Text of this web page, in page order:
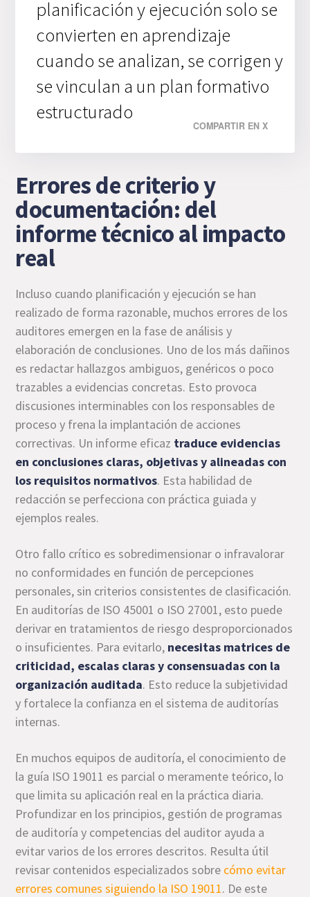
planificación y ejecución solo se
convierten en aprendizaje
cuando se analizan, se corrigen y
se vinculan a un plan formativo
estructurado
COMPARTIR EN X
Errores de criterio y
documentación: del
informe técnico al impacto
real
Incluso cuando planificación y ejecución se han
realizado de forma razonable, muchos errores de los
auditores emergen en la fase de análisis y
elaboración de conclusiones. Uno de los más dañinos
es redactar hallazgos ambiguos, genéricos o poco
trazables a evidencias concretas. Esto provoca
discusiones interminables con los responsables de
proceso y frena la implantación de acciones
correctivas. Un informe eficaz traduce evidencias
en conclusiones claras, objetivas y alineadas con
los requisitos normativos. Esta habilidad de
redacción se perfecciona con práctica guiada y
ejemplos reales.
Otro fallo crítico es sobredimensionar o infravalorar
no conformidades en función de percepciones
personales, sin criterios consistentes de clasificación.
En auditorías de ISO 45001 o ISO 27001, esto puede
derivar en tratamientos de riesgo desproporcionados
o insuficientes. Para evitarlo, necesitas matrices de
criticidad, escalas claras y consensuadas con la
organización auditada. Esto reduce la subjetividad
y fortalece la confianza en el sistema de auditorías
internas.
En muchos equipos de auditoría, el conocimiento de
la guía ISO 19011 es parcial o meramente teórico, lo
que limita su aplicación real en la práctica diaria.
Profundizar en los principios, gestión de programas
de auditoría y competencias del auditor ayuda a
evitar varios de los errores descritos. Resulta útil
revisar contenidos especializados sobre cómo evitar
errores comunes siguiendo la ISO 19011. De este